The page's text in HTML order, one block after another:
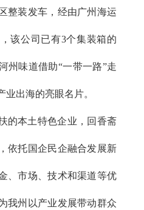
整装发车，经由广州海运
该公司已有3个集装箱的
州味道借助“一带一路”走
出海的亮眼名片。
的本土特色企业，回香斋
依托国企民企融合发展新
、市场、技术和渠道等优
我州以产业发展带动群众